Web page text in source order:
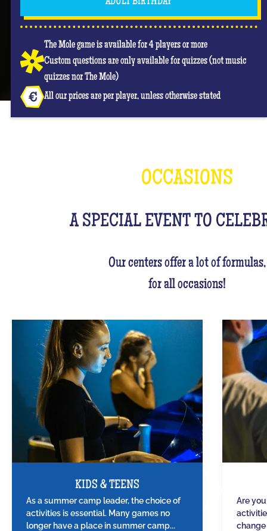
The Mole game is available for 4 players or more
Custom questions are only available for quizzes (not music
quizzes nor The Mole)
All our prices are per player, unless otherwise stated
OCCASIONS
A SPECIAL EVENT TO
Our centers offer a lot of formulas,
for all occasions!
KIDS & TEENS
As a summer camp leader, the choice of
activities is essential. Many games no
longer have a place in summer camp...
Are